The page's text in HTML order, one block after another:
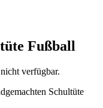
Fußball
verfügbar.
Schultüte